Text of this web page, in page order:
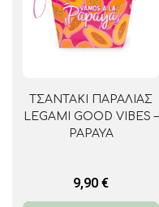
ΤΣΑΝΤΑΚΙ ΠΑΡΑΛΙΑΣ
LEGAMI GOOD VIBES –
PAPAYA
9,90 €